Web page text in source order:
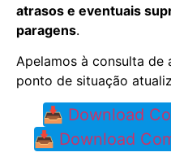
atrasos e eventuais
paragens.
Apelamos à consulta de
ponto de situação
📥 Download
📥 Download